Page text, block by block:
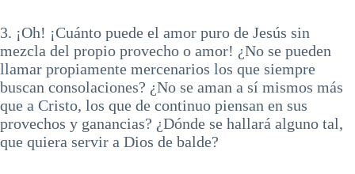
3. ¡Oh! ¡Cuánto puede el amor puro de Jesús sin
mezcla del propio provecho o amor! ¿No se pueden
llamar propiamente mercenarios los que siempre
buscan consolaciones? ¿No se aman a sí mismos más
que a Cristo, los que de continuo piensan en sus
provechos y ganancias? ¿Dónde se hallará alguno tal,
que quiera servir a Dios de balde?